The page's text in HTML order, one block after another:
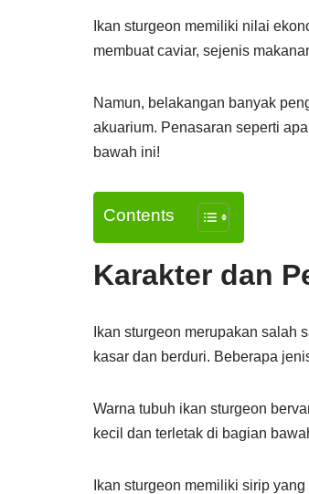
Ikan sturgeon memiliki nilai
membuat caviar, sejenis
Namun, belakangan banyak
akuarium. Penasaran seperti
bawah ini!
Contents
Karakter dan
Ikan sturgeon merupakan
kasar dan berduri. Beberapa
Warna tubuh ikan sturgeon
kecil dan terletak di bagian
Ikan sturgeon memiliki sirip